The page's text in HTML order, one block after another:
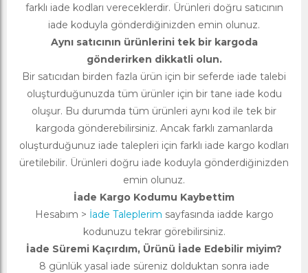
farklı iade kodları vereceklerdir. Ürünleri doğru satıcının
iade koduyla gönderdiğinizden emin olunuz.
Aynı satıcının ürünlerini tek bir kargoda
gönderirken dikkatli olun.
Bir satıcıdan birden fazla ürün için bir seferde iade talebi
oluşturduğunuzda tüm ürünler için bir tane iade kodu
oluşur. Bu durumda tüm ürünleri aynı kod ile tek bir
kargoda gönderebilirsiniz. Ancak farklı zamanlarda
oluşturduğunuz iade talepleri için farklı iade kargo kodları
üretilebilir. Ürünleri doğru iade koduyla gönderdiğinizden
emin olunuz.
İade Kargo Kodumu Kaybettim
Hesabım > İade Taleplerim sayfasında iadde kargo
kodunuzu tekrar görebilirsiniz.
İade Süremi Kaçırdım, Ürünü İade Edebilir miyim?
8 günlük yasal iade süreniz dolduktan sonra iade